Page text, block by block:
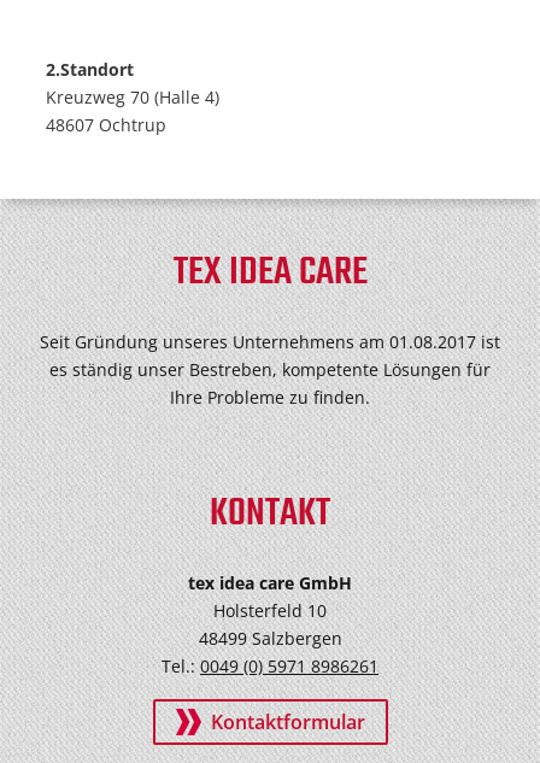
2.Standort
Kreuzweg 70 (Halle 4)
48607 Ochtrup
TEX IDEA CARE
Seit Gründung unseres Unternehmens am 01.08.2017 ist
es ständig unser Bestreben, kompetente Lösungen für
Ihre Probleme zu finden.
KONTAKT
tex idea care GmbH
Holsterfeld 10
48499 Salzbergen
Tel.:0049 (0) 5971 8986261
Kontaktformular